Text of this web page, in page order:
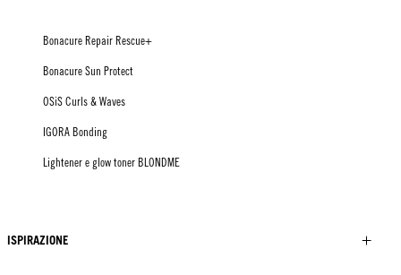
Bonacure Repair Rescue+
Bonacure Sun Protect
OSiS Curls & Waves
IGORA Bonding
Lightener e glow toner BLONDME
ISPIRAZIONE